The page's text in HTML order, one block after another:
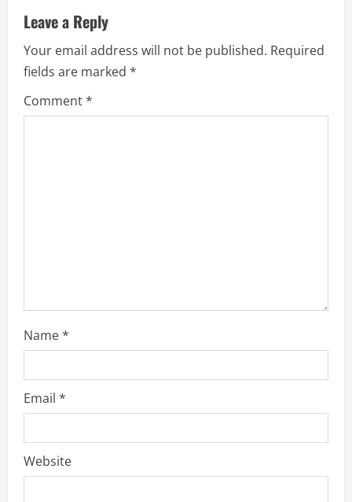
e
R
e
Leave a Reply
Your email address will not be published. Required
fields are marked *
Comment*
Name*
Email *
Website